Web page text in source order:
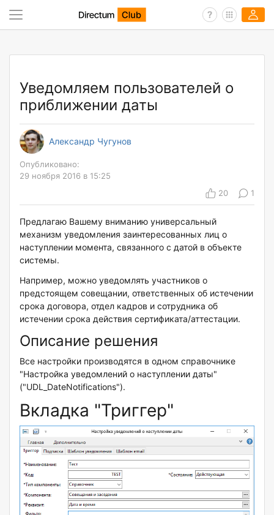
Уведомляем пользователей о
приближении даты
Александр Чугунов
Опубликовано:
29 ноября 2016 в 15:25
20
1
Предлагаю Вашему вниманию универсальный
механизм уведомления заинтересованных лиц о
наступлении момента, связанного с датой в объекте
системы.
Например, можно уведомлять участников о
предстоящем совещании, ответственных об истечении
срока договора, отдел кадров и сотрудника об
истечении срока действия сертификата/аттестации.
Описание решения
Все настройки производятся в одном справочнике
"Настройка уведомлений о наступлении даты"
("UDL_DateNotifications").
Вкладка "Триггер"